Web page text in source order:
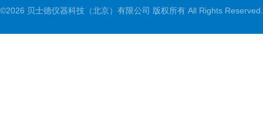
©2026 贝士德仪器科技（北京）有限公司 版权所有 All Rights Reserved.